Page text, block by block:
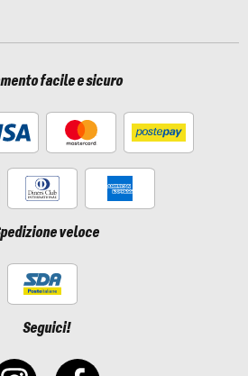
facile e sicuro
veloce
Seguici!